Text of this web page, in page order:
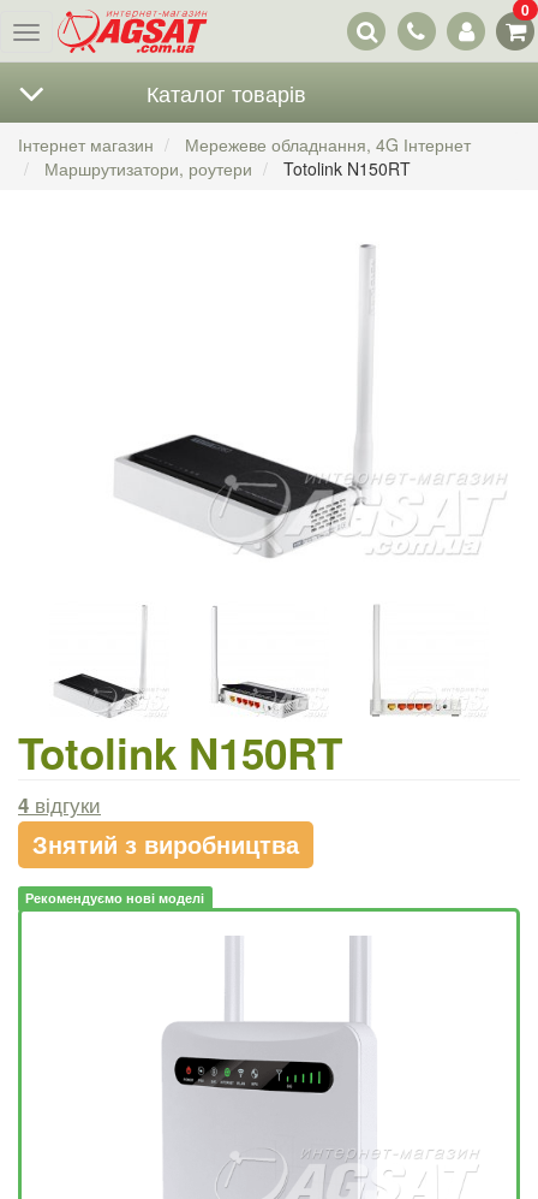
Меню
Наші
контакти
0
Каталог товарів
Інтернет магазин
Мережеве обладнання, 4G Інтернет
Маршрутизатори, роутери
Totolink N150RT
Totolink N150RT
4 відгуки
Знятий з виробництва
Рекомендуємо нові моделі